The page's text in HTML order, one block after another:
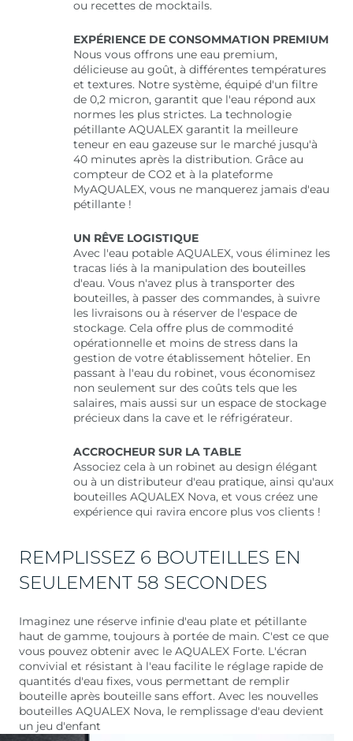
ou recettes de mocktails.
EXPÉRIENCE DE CONSOMMATION PREMIUM
Nous vous offrons une eau premium,
délicieuse au goût, à différentes températures
et textures. Notre système, équipé d'un filtre
de 0,2 micron, garantit que l'eau répond aux
normes les plus strictes. La technologie
pétillante AQUALEX garantit la meilleure
teneur en eau gazeuse sur le marché jusqu'à
40 minutes après la distribution. Grâce au
compteur de CO2 et à la plateforme
MyAQUALEX, vous ne manquerez jamais d'eau
pétillante !
UN RÊVE LOGISTIQUE
Avec l'eau potable AQUALEX, vous éliminez les
tracas liés à la manipulation des bouteilles
d'eau. Vous n'avez plus à transporter des
bouteilles, à passer des commandes, à suivre
les livraisons ou à réserver de l'espace de
stockage. Cela offre plus de commodité
opérationnelle et moins de stress dans la
gestion de votre établissement hôtelier. En
passant à l'eau du robinet, vous économisez
non seulement sur des coûts tels que les
salaires, mais aussi sur un espace de stockage
précieux dans la cave et le réfrigérateur.
ACCROCHEUR SUR LA TABLE
Associez cela à un robinet au design élégant
ou à un distributeur d'eau pratique, ainsi qu'aux
bouteilles AQUALEX Nova, et vous créez une
expérience qui ravira encore plus vos clients !
REMPLISSEZ 6 BOUTEILLES EN
SEULEMENT 58 SECONDES
Imaginez une réserve infinie d'eau plate et pétillante
haut de gamme, toujours à portée de main. C'est ce que
vous pouvez obtenir avec le AQUALEX Forte. L'écran
convivial et résistant à l'eau facilite le réglage rapide de
quantités d'eau fixes, vous permettant de remplir
bouteille après bouteille sans effort. Avec les nouvelles
bouteilles AQUALEX Nova, le remplissage d'eau devient
un jeu d'enfant